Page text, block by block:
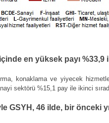
en yüksek payı
konaklama ve yiyecek
sektörü %15,1 pay ile ikinci
GSYH, 46 ilde, bir önceki